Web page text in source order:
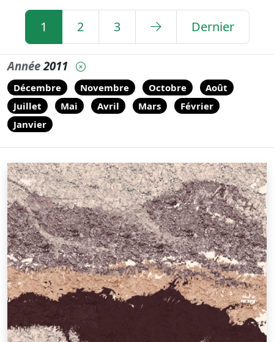
1 2 3 Dernier
Année2011
Décembre Novembre Octobre
Août
Juillet
Mai Avril Mars
Février
Janvier